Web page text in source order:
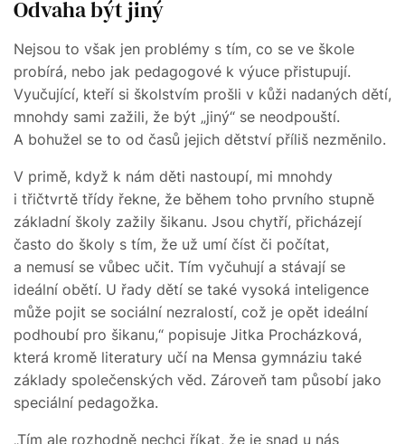
Odvaha být jiný
Nejsou to však jen problémy s tím, co se ve škole
probírá, nebo jak pedagogové k výuce přistupují.
Vyučující, kteří si školstvím prošli v kůži nadaných dětí,
mnohdy sami zažili, že být „jiný“ se neodpouští.
A bohužel se to od časů jejich dětství příliš nezměnilo.
V primě, když k nám děti nastoupí, mi mnohdy
i třičtvrtě třídy řekne, že během toho prvního stupně
základní školy zažily šikanu. Jsou chytří, přicházejí
často do školy s tím, že už umí číst či počítat,
a nemusí se vůbec učit. Tím vyčuhují a stávají se
ideální obětí. U řady dětí se také vysoká inteligence
může pojit se sociální nezralostí, což je opět ideální
podhoubí pro šikanu,“ popisuje Jitka Procházková,
která kromě literatury učí na Mensa gymnáziu také
základy společenských věd. Zároveň tam působí jako
speciální pedagožka.
„Tím ale rozhodně nechci říkat, že je snad u nás